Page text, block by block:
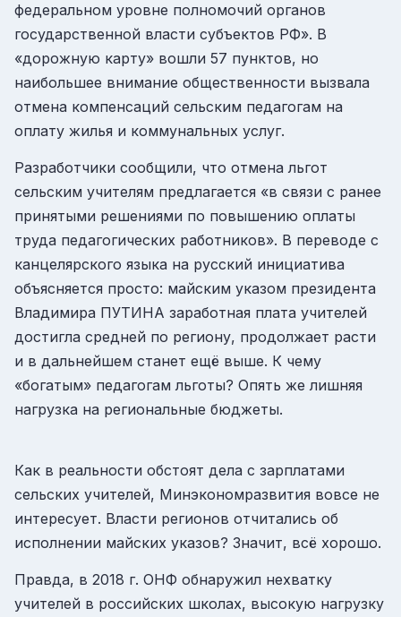
федеральном уровне полномочий органов
государственной власти субъектов РФ». В
«дорожную карту» вошли 57 пунктов, но
наибольшее внимание общественности вызвала
отмена компенсаций сельским педагогам на
оплату жилья и коммунальных услуг.
Разработчики сообщили, что отмена льгот
сельским учителям предлагается «в связи с ранее
принятыми решениями по повышению оплаты
труда педагогических работников». В переводе с
канцелярского языка на русский инициатива
объясняется просто: майским указом президента
Владимира ПУТИНА заработная плата учителей
достигла средней по региону, продолжает расти
и в дальнейшем станет ещё выше. К чему
«богатым» педагогам льготы? Опять же лишняя
нагрузка на региональные бюджеты.
Как в реальности обстоят дела с зарплатами
сельских учителей, Минэкономразвития вовсе не
интересует. Власти регионов отчитались об
исполнении майских указов? Значит, всё хорошо.
Правда, в 2018 г. ОНФ обнаружил нехватку
учителей в российских школах, высокую нагрузку